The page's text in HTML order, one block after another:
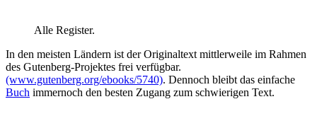
Alle Register.
In den meisten Ländern ist der Originaltext mittlerweile im Rahmen
des Gutenberg-Projektes frei verfügbar.
(www.gutenberg.org/ebooks/5740). Dennoch bleibt das einfache
Buch immernoch den besten Zugang zum schwierigen Text.